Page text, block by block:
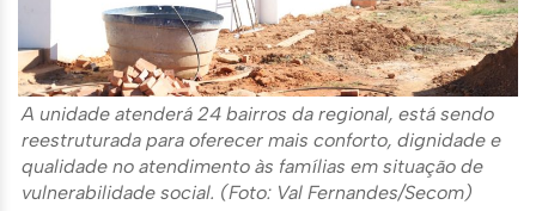
A unidade atenderá 24 bairros da regional, está sendo
reestruturada para oferecer mais conforto, dignidade e
qualidade no atendimento às famílias em situação de
vulnerabilidade social. (Foto: Val Fernandes/Secom)